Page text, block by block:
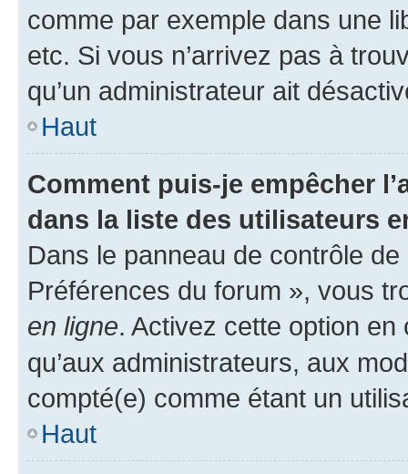
comme par exemple dans une
etc. Si vous n’arrivez pas à
qu’un administrateur ait
Haut
Comment puis-je empêcher
dans la liste des utilisateurs
Dans le panneau de contrôle
Préférences du forum », vous
en ligne. Activez cette option
qu’aux administrateurs, aux
compté(e) comme étant un
Haut